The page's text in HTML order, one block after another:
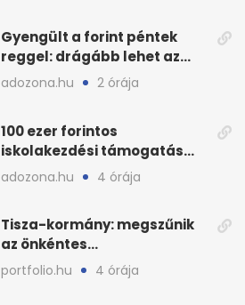
Gyengült a forint péntek
reggel: drágább lehet az
euró és a dollár
adozona.hu 2 órája
100 ezer forintos
iskolakezdési támogatás
2026 őszén: adózás,
munkáltatói plusz
adozona.hu 4 órája
Tisza-kormány: megszűnik
az önkéntes
fogyasztáscsökkentés
portfolio.hu 4 órája